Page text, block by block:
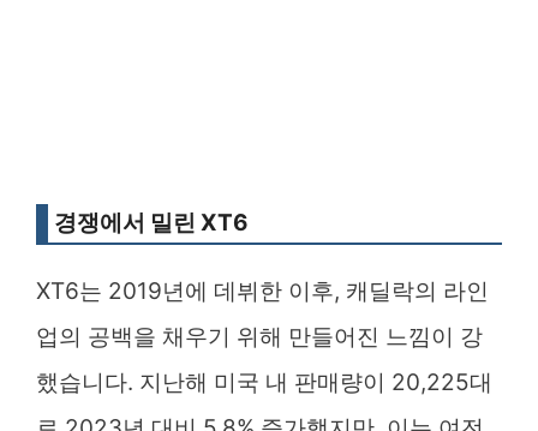
경쟁에서 밀린 XT6
XT6는 2019년에 데뷔한 이후, 캐딜락의 라인
업의 공백을 채우기 위해 만들어진 느낌이 강
했습니다. 지난해 미국 내 판매량이 20,225대